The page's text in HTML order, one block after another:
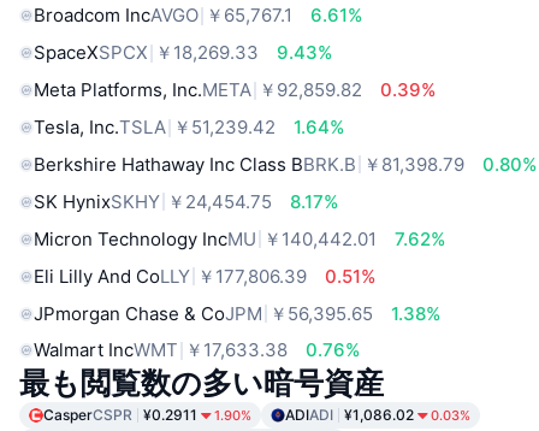
Broadcom IncAVGO ￥65,767.1
6.61%
SpaceXSPCX ￥18,269.33
9.43%
Meta Platforms, Inc.META ￥92,859.82
0.39%
Tesla, Inc.TSLA ￥51,239.42
1.64%
Berkshire Hathaway Inc Class BBRK.B ￥81,398.79
0.80%
SK HynixSKHY ￥24,454.75
8.17%
Micron Technology IncMU ￥140,442.01
7.62%
Eli Lilly And CoLLY ￥177,806.39
0.51%
JPmorgan Chase & CoJPM ￥56,395.65
1.38%
Walmart IncWMT ￥17,633.38 0.76%
最も閲覧数の多い暗号資産
CasperCSPR ¥0.2911 1.90% ADIADI ¥1,086.02 0.03%